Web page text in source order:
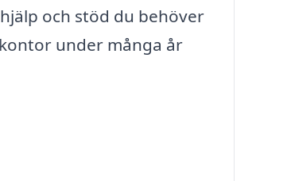
och stöd du behöver
under många år